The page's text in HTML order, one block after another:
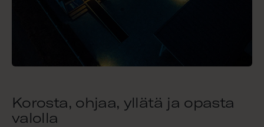
Korosta, ohjaa, yllätä ja opasta
valolla